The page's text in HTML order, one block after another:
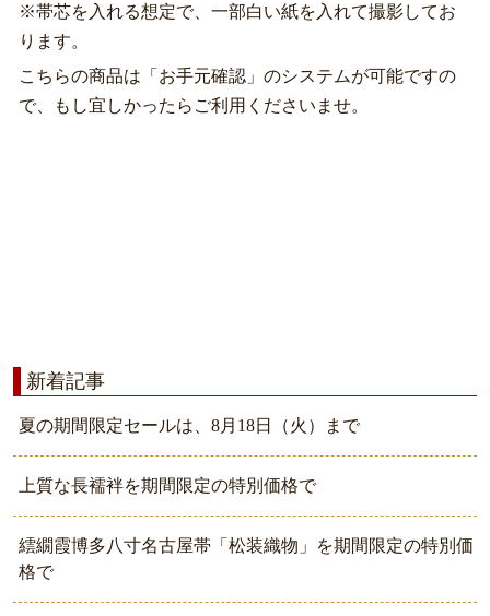
※帯芯を入れる想定で、一部白い紙を入れて撮影してお
ります。
こちらの商品は「お手元確認」のシステムが可能ですの
で、もし宜しかったらご利用くださいませ。
新着記事
夏の期間限定セールは、8月18日（火）まで
上質な長襦袢を期間限定の特別価格で
繧繝霞博多八寸名古屋帯「松装織物」を期間限定の特別価
格で